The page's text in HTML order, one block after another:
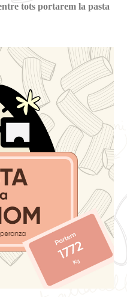
tots portarem la pasta